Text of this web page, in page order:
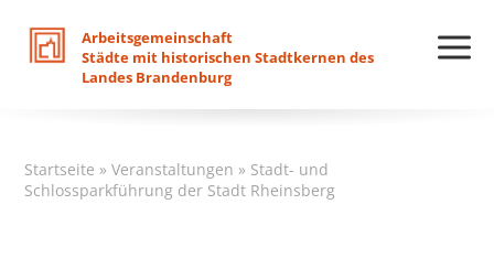
Arbeitsgemeinschaft
Städte mit historischen Stadtkernen des
Landes Brandenburg
Startseite »Veranstaltungen » Stadt- und
Schlossparkführung der Stadt Rheinsberg